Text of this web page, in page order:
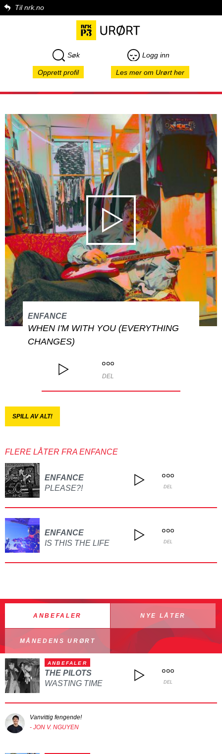
Til nrk.no
Søk Logg inn
Opprett profil Les mer om Urørt her
ENFANCE
WHEN I'M WITH YOU (EVERYTHING
CHANGES)
DEL
SPILL AV ALT!
FLERE LÅTER FRA ENFANCE
ENFANCE
PLEASE?!
DEL
ENFANCE
IS THIS THE LIFE
DEL
ANBEFALER NYE LÅTER
MÅNEDENS URØRT
ANBEFALER
THE PILOTS
WASTING TIME
DEL
Vanvittig fengende!
- JON V. NGUYEN